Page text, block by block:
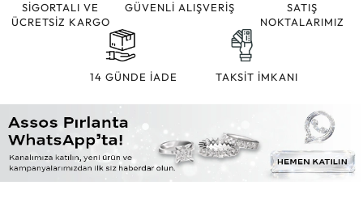
SİGORTALI VE
ÜCRETSİZ KARGO
GÜVENLİ ALIŞVERİŞ
SATIŞ
NOKTALARIMIZ
14 GÜNDE İADE TAKSİT İMKANI